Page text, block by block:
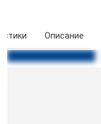
Описание